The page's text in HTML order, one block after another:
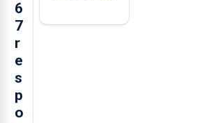
6
7
r
e
s
p
o